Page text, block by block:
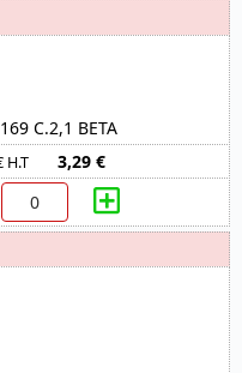
C.2,1 BETA
H.T 3,29 €